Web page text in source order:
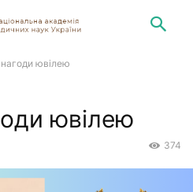
нагоди ювілею
ювілею
374